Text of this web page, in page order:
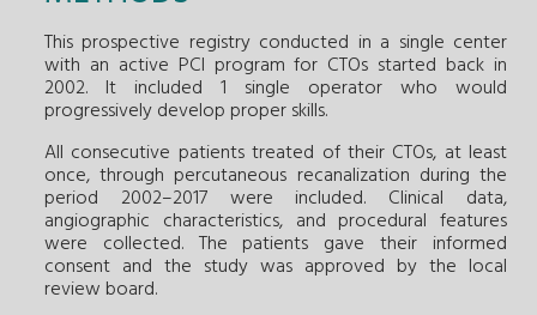
This prospective registry conducted in a single center
with an active PCI program for CTOs started back in
2002. It included 1 single operator who would
progressively develop proper skills.
All consecutive patients treated of their CTOs, at least
once, through percutaneous recanalization during the
period 2002–2017 were included. Clinical data,
angiographic characteristics, and procedural features
were collected. The patients gave their informed
consent and the study was approved by the local
review board.